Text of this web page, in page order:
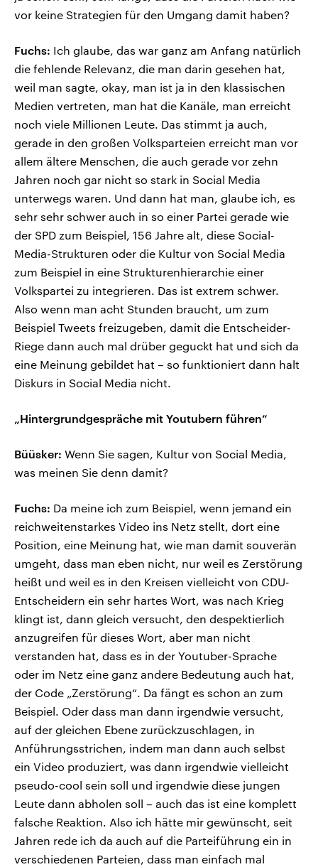
vor keine Strategien für den Umgang damit haben?
Fuchs: Ich glaube, das war ganz am Anfang natürlich
die fehlende Relevanz, die man darin gesehen hat,
weil man sagte, okay, man ist ja in den klassischen
Medien vertreten, man hat die Kanäle, man erreicht
noch viele Millionen Leute. Das stimmt ja auch,
gerade in den großen Volksparteien erreicht man vor
allem ältere Menschen, die auch gerade vor zehn
Jahren noch gar nicht so stark in Social Media
unterwegs waren. Und dann hat man, glaube ich, es
sehr sehr schwer auch in so einer Partei gerade wie
der SPD zum Beispiel, 156 Jahre alt, diese Social-
Media-Strukturen oder die Kultur von Social Media
zum Beispiel in eine Strukturenhierarchie einer
Volkspartei zu integrieren. Das ist extrem schwer.
Also wenn man acht Stunden braucht, um zum
Beispiel Tweets freizugeben, damit die Entscheider-
Riege dann auch mal drüber geguckt hat und sich da
eine Meinung gebildet hat – so funktioniert dann halt
Diskurs in Social Media nicht.
„Hintergrundgespräche mit Youtubern führen“
Büüsker: Wenn Sie sagen, Kultur von Social Media,
was meinen Sie denn damit?
Fuchs: Da meine ich zum Beispiel, wenn jemand ein
reichweitenstarkes Video ins Netz stellt, dort eine
Position, eine Meinung hat, wie man damit souverän
umgeht, dass man eben nicht, nur weil es Zerstörung
heißt und weil es in den Kreisen vielleicht von CDU-
Entscheidern ein sehr hartes Wort, was nach Krieg
klingt ist, dann gleich versucht, den despektierlich
anzugreifen für dieses Wort, aber man nicht
verstanden hat, dass es in der Youtuber-Sprache
oder im Netz eine ganz andere Bedeutung auch hat,
der Code „Zerstörung“. Da fängt es schon an zum
Beispiel. Oder dass man dann irgendwie versucht,
auf der gleichen Ebene zurückzuschlagen, in
Anführungsstrichen, indem man dann auch selbst
ein Video produziert, was dann irgendwie vielleicht
pseudo-cool sein soll und irgendwie diese jungen
Leute dann abholen soll – auch das ist eine komplett
falsche Reaktion. Also ich hätte mir gewünscht, seit
Jahren rede ich da auch auf die Parteiführung ein in
verschiedenen Parteien, dass man einfach mal